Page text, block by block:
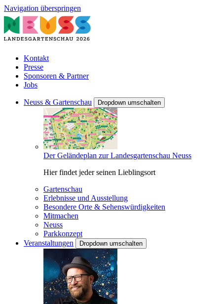
Navigation überspringen
Kontakt
Presse
Sponsoren & Partner
Jobs
Neuss & Gartenschau Dropdown umschalten
Der Geländeplan zur Landesgartenschau Neuss
Hier findet jeder seinen Lieblingsort
Gartenschau
Erlebnisse und Ausstellung
Besondere Orte & Sehenswürdigkeiten
Mitmachen
Neuss
Parkkonzept
Veranstaltungen
Dropdown umschalten